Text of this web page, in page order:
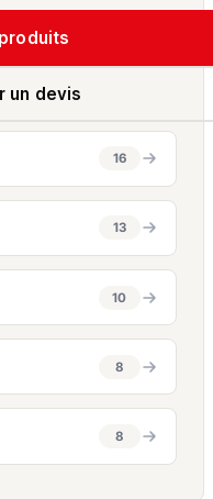
un devis
16
13
10
8
8